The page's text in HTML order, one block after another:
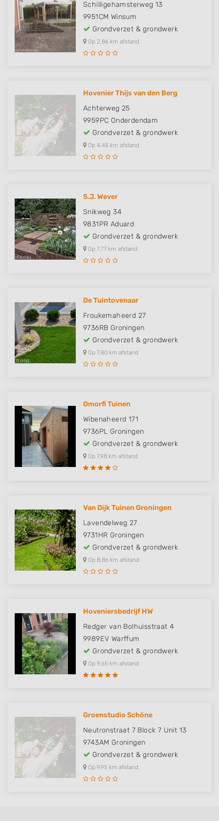
Schilligehamsterweg 13
9951CM Winsum
Grondverzet & grondwerk
Op 2,86 km afstand
Hovenier Thijs van den Berg
Achterweg 25
9959PC Onderdendam
Grondverzet & grondwerk
Op 4,45 km afstand
S.J. Wever
Snikweg 34
9831PR Aduard
Grondverzet & grondwerk
Op 7,77 km afstand
De Tuintovenaar
Froukemaheerd 27
9736RB Groningen
Grondverzet & grondwerk
Op 7,80 km afstand
Omorfi Tuinen
Wibenaheerd 171
9736PL Groningen
Grondverzet & grondwerk
Op 7,98 km afstand
Van Dijk Tuinen Groningen
Lavendelweg 27
9731HR Groningen
Grondverzet & grondwerk
Op 8,86 km afstand
Hoveniersbedrijf HW
Redger van Bolhuisstraat 4
9989EV Warffum
Grondverzet & grondwerk
Op 9,65 km afstand
Groenstudio Schöne
Neutronstraat 7 Block 7 Unit 13
9743AM Groningen
Grondverzet & grondwerk
Op 9,95 km afstand